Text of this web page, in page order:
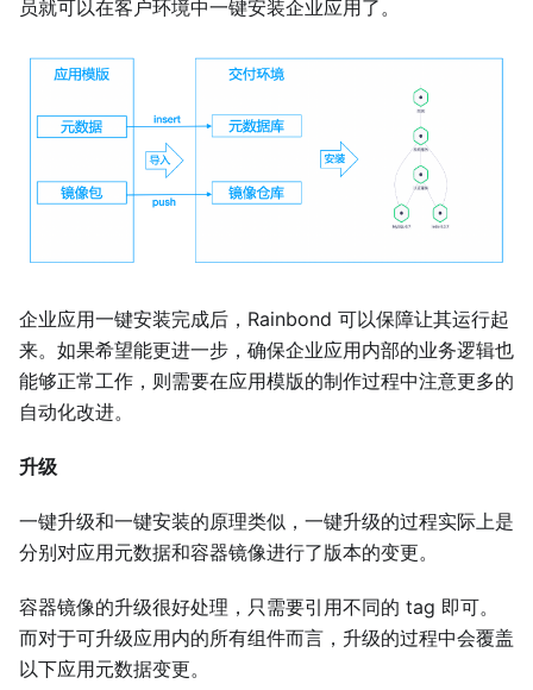
员就可以在客户环境中一键安装企业应用了。
企业应用一键安装完成后，Rainbond 可以保障让其运行起
来。如果希望能更进一步，确保企业应用内部的业务逻辑也
能够正常工作，则需要在应用模版的制作过程中注意更多的
自动化改进。
升级
一键升级和一键安装的原理类似，一键升级的过程实际上是
分别对应用元数据和容器镜像进行了版本的变更。
容器镜像的升级很好处理，只需要引用不同的 tag 即可。
而对于可升级应用内的所有组件而言，升级的过程中会覆盖
以下应用元数据变更。